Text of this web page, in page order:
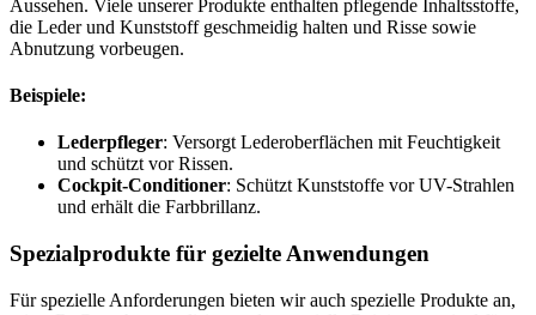
Aussehen. Viele unserer Produkte enthalten pflegende Inhaltsstoffe,
die Leder und Kunststoff geschmeidig halten und Risse sowie
Abnutzung vorbeugen.
Beispiele:
Lederpfleger: Versorgt Lederoberflächen mit Feuchtigkeit
und schützt vor Rissen.
Cockpit-Conditioner: Schützt Kunststoffe vor UV-Strahlen
und erhält die Farbbrillanz.
Spezialprodukte für gezielte Anwendungen
Für spezielle Anforderungen bieten wir auch spezielle Produkte an,